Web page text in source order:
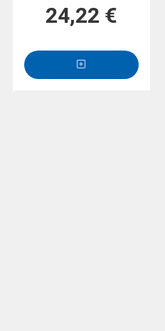
24,22 €